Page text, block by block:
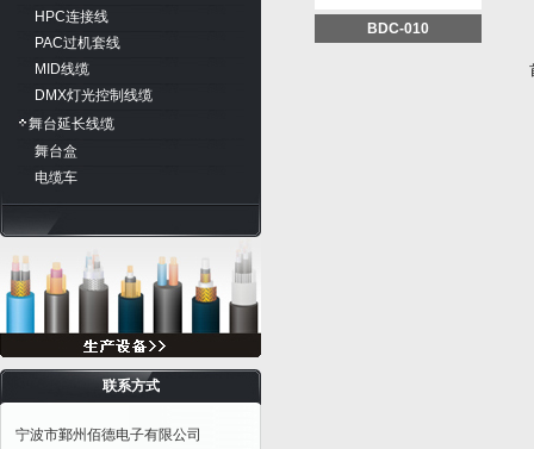
HPC连接线
PAC过机套线
MID线缆
DMX灯光控制线缆
舞台延长线缆
舞台盒
电缆车
联系方式
宁波市鄞州佰德电子有限公司
BDC-010